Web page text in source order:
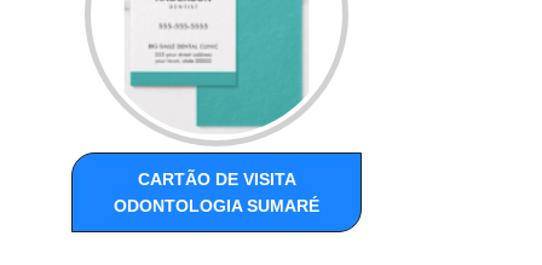
CARTÃO DE VISITA
ODONTOLOGIA SUMARÉ